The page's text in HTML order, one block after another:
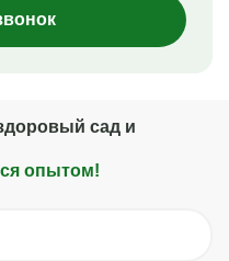
сад и
опытом!